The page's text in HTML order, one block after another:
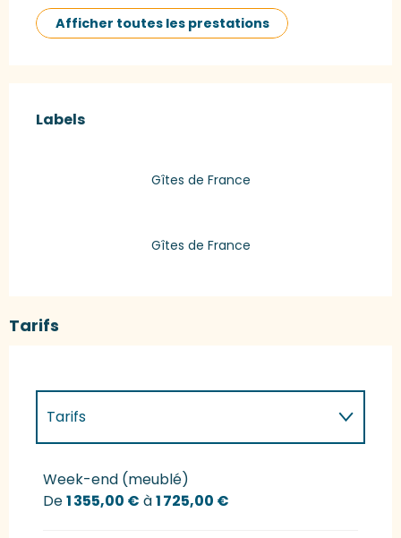
Afficher toutes les prestations
Labels
Labels
Gîtes de France
Gîtes de France
Tarifs
Tarifs
Tarifs 2027
Week-end (meublé)
De1 355,00 € à1 725,00 €